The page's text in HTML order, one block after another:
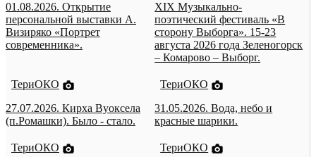
01.08.2026. Открытие
персональной выставки А.
Визиряко «Портрет
современника».
XIX Музыкально-
поэтический фестиваль «В
сторону Выборга». 15-23
августа 2026 года Зеленогорск
– Комарово – Выборг.
ТериОКО
27.07.2026. Кирха Вуоксела
(п.Ромашки). Было - стало.
ТериОКО
31.05.2026. Вода, небо и
красные шарики.
ТериОКО
ТериОКО